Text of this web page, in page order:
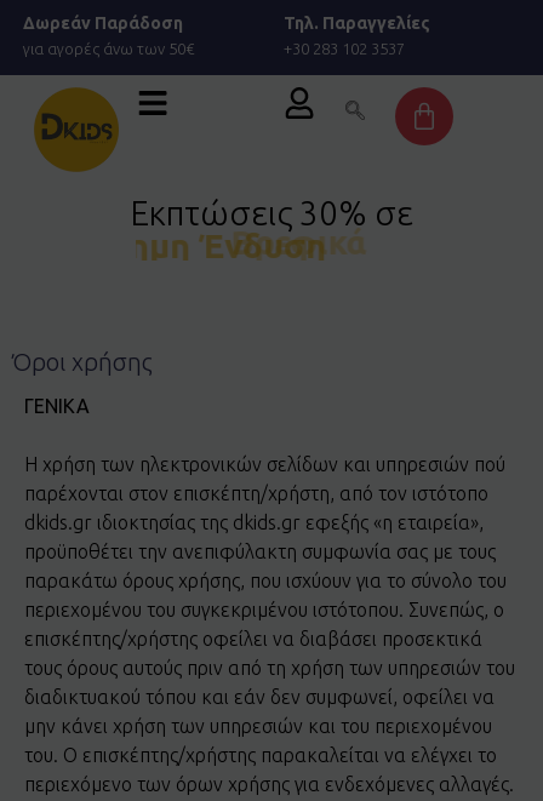
Μετάβαση
στο
περιεχόμενο
Δωρεάν Παράδοση
για αγορές άνω των 50€
Τηλ. Παραγγελίες
+30 283 102 3537
Cart
Εκπτώσεις 30% σε
Επίσημη Ένδυση
Όροι χρήσης
ΓΕΝΙΚΑ
Η χρήση των ηλεκτρονικών σελίδων και υπηρεσιών πού
παρέχονται στον επισκέπτη/χρήστη, από τον ιστότοπο
dkids.gr ιδιοκτησίας της dkids.gr εφεξής «η εταιρεία»,
προϋποθέτει την ανεπιφύλακτη συμφωνία σας με τους
παρακάτω όρους χρήσης, που ισχύουν για το σύνολο του
περιεχομένου του συγκεκριμένου ιστότοπου. Συνεπώς, ο
επισκέπτης/χρήστης οφείλει να διαβάσει προσεκτικά
τους όρους αυτούς πριν από τη χρήση των υπηρεσιών του
διαδικτυακού τόπου και εάν δεν συμφωνεί, οφείλει να
μην κάνει χρήση των υπηρεσιών και του περιεχομένου
του. Ο επισκέπτης/χρήστης παρακαλείται να ελέγχει το
περιεχόμενο των όρων χρήσης για ενδεχόμενες αλλαγές.